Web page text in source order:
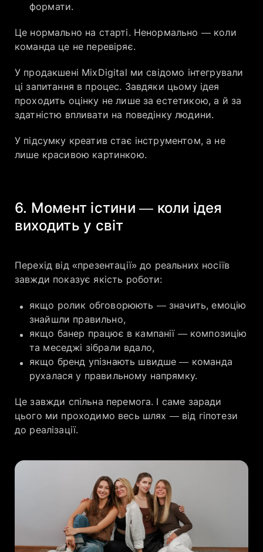
формати.
Це нормально на старті. Ненормально — коли
команда це не перевіряє.
У продакшені MixDigital ми свідомо інтегрували
ці запитання в процес. Завдяки цьому ідея
проходить оцінку не лише за естетикою, а й за
здатністю впливати на поведінку людини.
У підсумку креатив стає інструментом, а не
лише красивою картинкою.
6. Момент істини — коли ідея
виходить у світ
Перехід від «презентації» до реальних носіїв
завжди показує якість роботи:
якщо ролик обговорюють — значить, емоцію
знайшли правильно,
якщо банер працює в кампанії — композицію
та меседжі зібрали вдало,
якщо бренд упізнають швидше — команда
рухалася у правильному напрямку.
Це завжди спільна перемога. І саме заради
цього ми проходимо весь шлях — від гіпотези
до реалізації.